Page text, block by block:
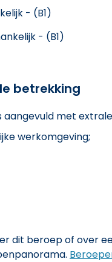
- (B1)
- (B1)
betrekking
met
werkomgeving;
dit beroep of over